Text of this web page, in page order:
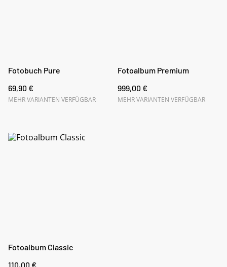
Fotobuch Pure
69,90 €
MEHR VARIANTEN VERFÜGBAR
Fotoalbum Premium
999,00 €
MEHR VARIANTEN VERFÜGBAR
Fotoalbum Classic
110,00 €